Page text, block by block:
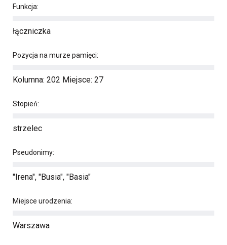
Funkcja:
łączniczka
Pozycja na murze pamięci:
Kolumna: 202 Miejsce: 27
Stopień:
strzelec
Pseudonimy:
"Irena", "Busia", "Basia"
Miejsce urodzenia:
Warszawa